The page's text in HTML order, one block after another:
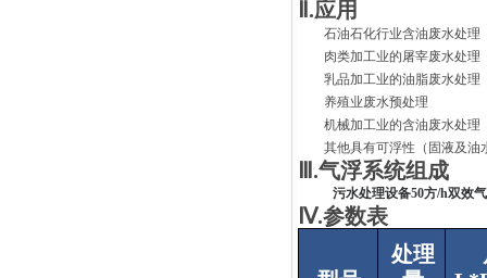
Ⅱ.应用
石油石化行业含油废水处理
肉类加工业的屠宰废水处理
乳品加工业的油脂废水处理
养殖业废水预处理
机械加工业的含油废水处理
其他具有可浮性（固液及油
Ⅲ.气浮系统组成
污水处理设备50方/h双效
Ⅳ.参数表
处理